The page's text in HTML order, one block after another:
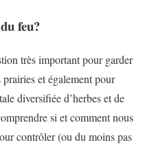
feu?
très important pour garder
prairies et également pour
diversifiée d’herbes et de
si et comment nous
contrôler (ou du moins pas